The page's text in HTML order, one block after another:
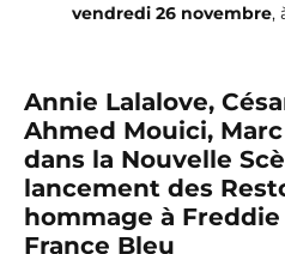
vendredi 26 novembre,
Annie Lalalove,
Ahmed Mouici,
dans la Nouvelle
lancement des
hommage à
France Bleu